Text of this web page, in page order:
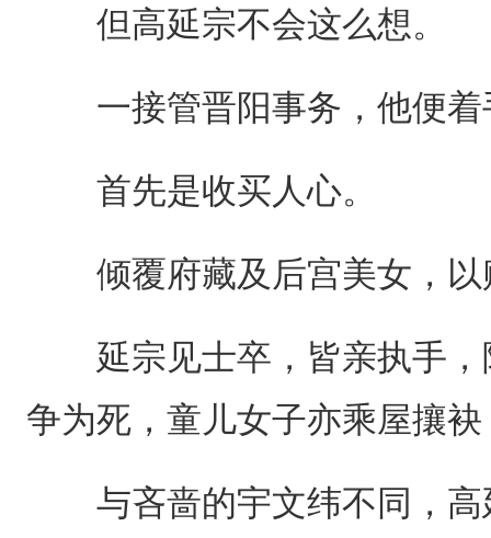
但高延宗不会这么想。
一接管晋阳事务，他便着
首先是收买人心。
倾覆府藏及后宫美女，以
延宗见士卒，皆亲执手，
争为死，童儿女子亦乘屋攘
与吝啬的宇文纬不同，高